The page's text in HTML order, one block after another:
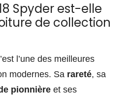
Spyder est-elle
de collection
l’une des meilleures
modernes. Sa rareté, sa
pionnière et ses